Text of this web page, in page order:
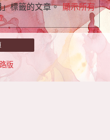
」標籤的文章。 顯示所有
版